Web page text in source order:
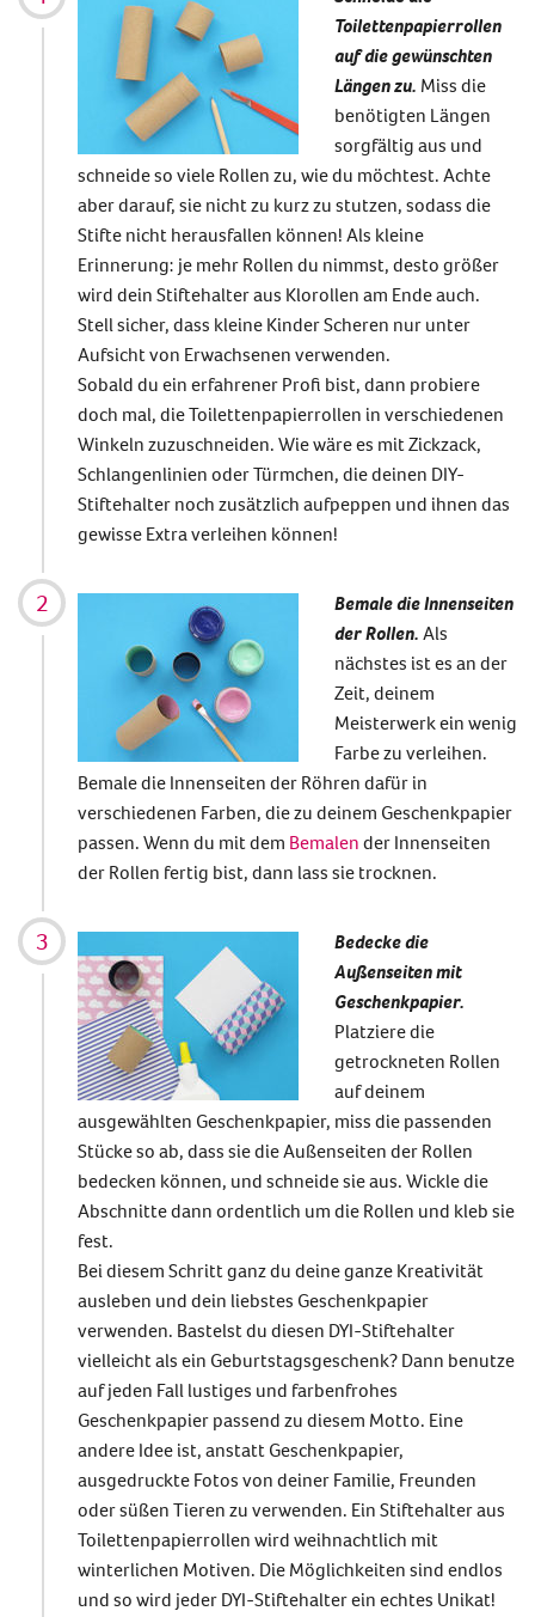
Toilettenpapierrollen
auf die gewünschten
Längen zu. Miss die
benötigten Längen
sorgfältig aus und
schneide so viele Rollen zu, wie du möchtest. Achte
aber darauf, sie nicht zu kurz zu stutzen, sodass die
Stifte nicht herausfallen können! Als kleine
Erinnerung: je mehr Rollen du nimmst, desto größer
wird dein Stiftehalter aus Klorollen am Ende auch.
Stell sicher, dass kleine Kinder Scheren nur unter
Aufsicht von Erwachsenen verwenden.
Sobald du ein erfahrener Profi bist, dann probiere
doch mal, die Toilettenpapierrollen in verschiedenen
Winkeln zuzuschneiden. Wie wäre es mit Zickzack,
Schlangenlinien oder Türmchen, die deinen DIY-
Stiftehalter noch zusätzlich aufpeppen und ihnen das
gewisse Extra verleihen können!
Bemale die Innenseiten
der Rollen. Als
nächstes ist es an der
Zeit, deinem
Meisterwerk ein wenig
Farbe zu verleihen.
Bemale die Innenseiten der Röhren dafür in
verschiedenen Farben, die zu deinem Geschenkpapier
passen. Wenn du mit dem Bemalen der Innenseiten
der Rollen fertig bist, dann lass sie trocknen.
Bedecke die
Außenseiten mit
Geschenkpapier.
Platziere die
getrockneten Rollen
auf deinem
ausgewählten Geschenkpapier, miss die passenden
Stücke so ab, dass sie die Außenseiten der Rollen
bedecken können, und schneide sie aus. Wickle die
Abschnitte dann ordentlich um die Rollen und kleb sie
fest.
Bei diesem Schritt ganz du deine ganze Kreativität
ausleben und dein liebstes Geschenkpapier
verwenden. Bastelst du diesen DYI-Stiftehalter
vielleicht als ein Geburtstagsgeschenk? Dann benutze
auf jeden Fall lustiges und farbenfrohes
Geschenkpapier passend zu diesem Motto. Eine
andere Idee ist, anstatt Geschenkpapier,
ausgedruckte Fotos von deiner Familie, Freunden
oder süßen Tieren zu verwenden. Ein Stiftehalter aus
Toilettenpapierrollen wird weihnachtlich mit
winterlichen Motiven. Die Möglichkeiten sind endlos
und so wird jeder DYI-Stiftehalterein echtes Unikat!